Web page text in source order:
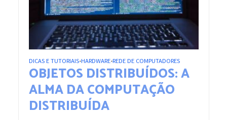
DICAS E TUTORIAIS•HARDWARE•REDE DE COMPUTADORES
OBJETOS DISTRIBUÍDOS: A
ALMA DA COMPUTAÇÃO
DISTRIBUÍDA